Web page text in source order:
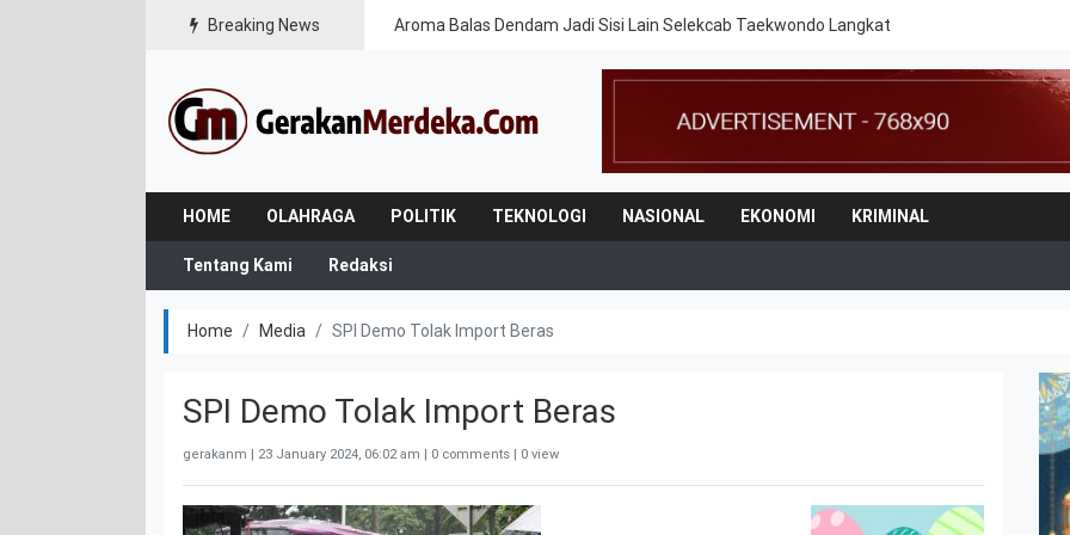
Breaking News Aroma Balas Dendam Jadi Sisi Lain Selekcab Taekwondo Langkat
HOME OLAHRAGA POLITIK TEKNOLOGI NASIONAL EKONOMI KRIMINAL
Tentang Kami Redaksi
Home Media SPI Demo Tolak Import Beras
SPI Demo Tolak Import Beras
gerakanm | 23 January 2024, 06:02 am | 0 comments | 0 view